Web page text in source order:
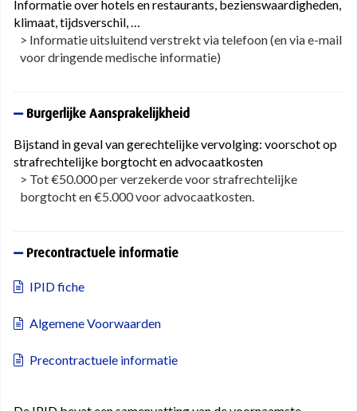
Informatie over hotels en restaurants, bezienswaardigheden,
klimaat, tijdsverschil, …
> Informatie uitsluitend verstrekt via telefoon (en via e-mail
voor dringende medische informatie)
Burgerlijke Aansprakelijkheid
Bijstand in geval van gerechtelijke vervolging: voorschot op
strafrechtelijke borgtocht en advocaatkosten
> Tot €50.000 per verzekerde voor strafrechtelijke
borgtocht en €5.000 voor advocaatkosten.
Precontractuele informatie
IPID fiche
Algemene Voorwaarden
Precontractuele informatie